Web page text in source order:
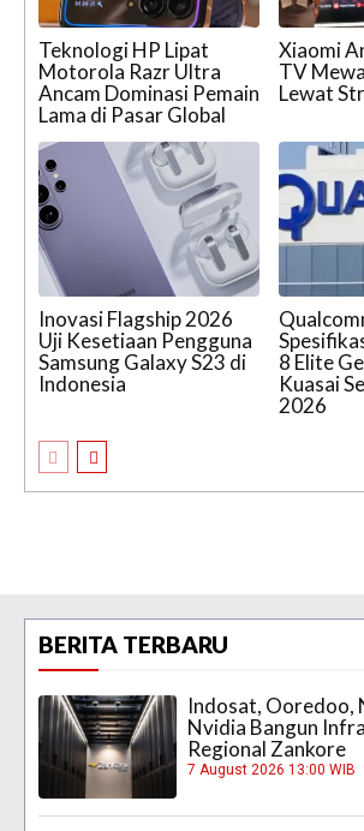
Teknologi HP Lipat
Motorola Razr Ultra
Ancam Dominasi Pemain
Lama di Pasar Global
Xiaomi
TV
Lewat
Inovasi Flagship 2026
Uji Kesetiaan Pengguna
Samsung Galaxy S23 di
Indonesia
8 Elite
Kuasai
2026
BERITA TERBARU
Indosat, Ooredoo,
Nvidia Bangun
Regional Zankore
7 August 2026 13:00 WIB